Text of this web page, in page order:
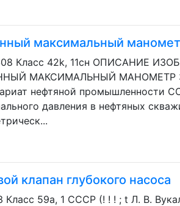
максимальный
Класс 42k, 11сн ОПИСАНИЕ
МАКСИМАЛЬНЫЙ МАНОМЕТР
нефтяной промышленности
давления в нефтяных
клапан глубокого насоса
Класс 59а, 1 СССР (! ! ! ; t Л. В.